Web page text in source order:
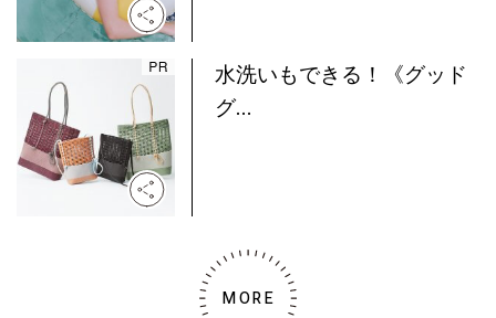
水洗いもできる！《グッド
グ...
MORE